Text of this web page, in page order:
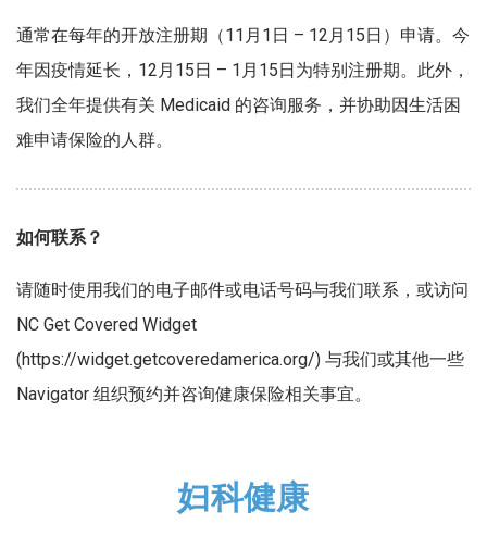
通常在每年的开放注册期（11月1日 – 12月15日）申请。今
年因疫情延长，12月15日 – 1月15日为特别注册期。此外，
我们全年提供有关 Medicaid 的咨询服务，并协助因生活困
难申请保险的人群。
如何联系？
请随时使用我们的电子邮件或电话号码与我们联系，或访问
NC Get Covered Widget
(https://widget.getcoveredamerica.org/) 与我们或其他一些
Navigator 组织预约并咨询健康保险相关事宜。
妇科健康